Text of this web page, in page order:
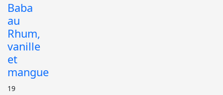
Baba
au
Rhum,
vanille
et
mangue
19